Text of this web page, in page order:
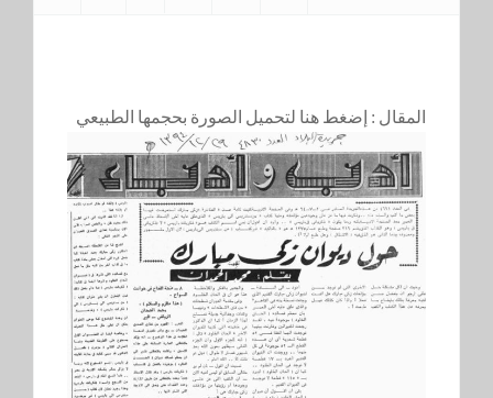
المقال : إضغط هنا لتحميل الصورة بحجمها الطبيعي